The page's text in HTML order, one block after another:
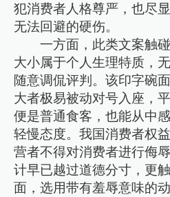
犯消费者人格尊严，也尽
无法回避的硬伤。
一方面，此类文案触
大小属于个人生理特质，
随意调侃评判。该印字碗
大者极易被动对号入座，
便是普通食客，也能从中
轻慢态度。我国消费者权
营者不得对消费者进行侮
计早已越过道德分寸，更
面，选用带有羞辱意味的